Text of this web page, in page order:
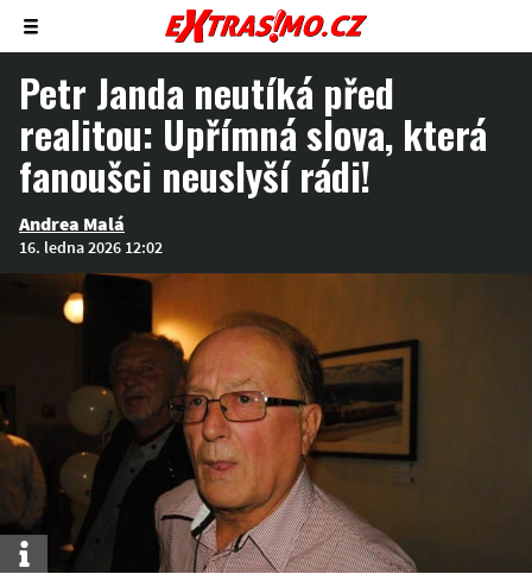
Zobrazit/skrýt
menu
Petr Janda neutíká před
realitou: Upřímná slova, která
fanoušci neuslyší rádi!
Andrea Malá
16. ledna 2026 12:02
Info